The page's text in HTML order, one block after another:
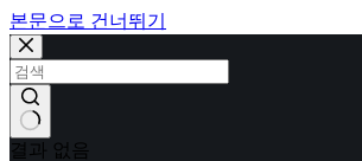
본문으로 건너뛰기
결과 없음